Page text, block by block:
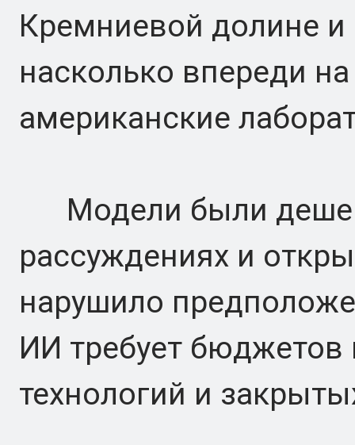
Кремниевой долине и
насколько впереди
американские
Модели были
рассуждениях и
нарушило
ИИ требует
технологий и